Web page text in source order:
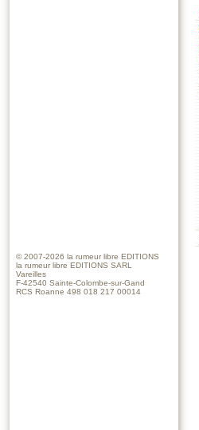
© 2007-2026 la rumeur libre EDITIONS
la rumeur libre EDITIONS SARL
Vareilles
F-42540 Sainte-Colombe-sur-Gand
RCS Roanne 498 018 217 00014